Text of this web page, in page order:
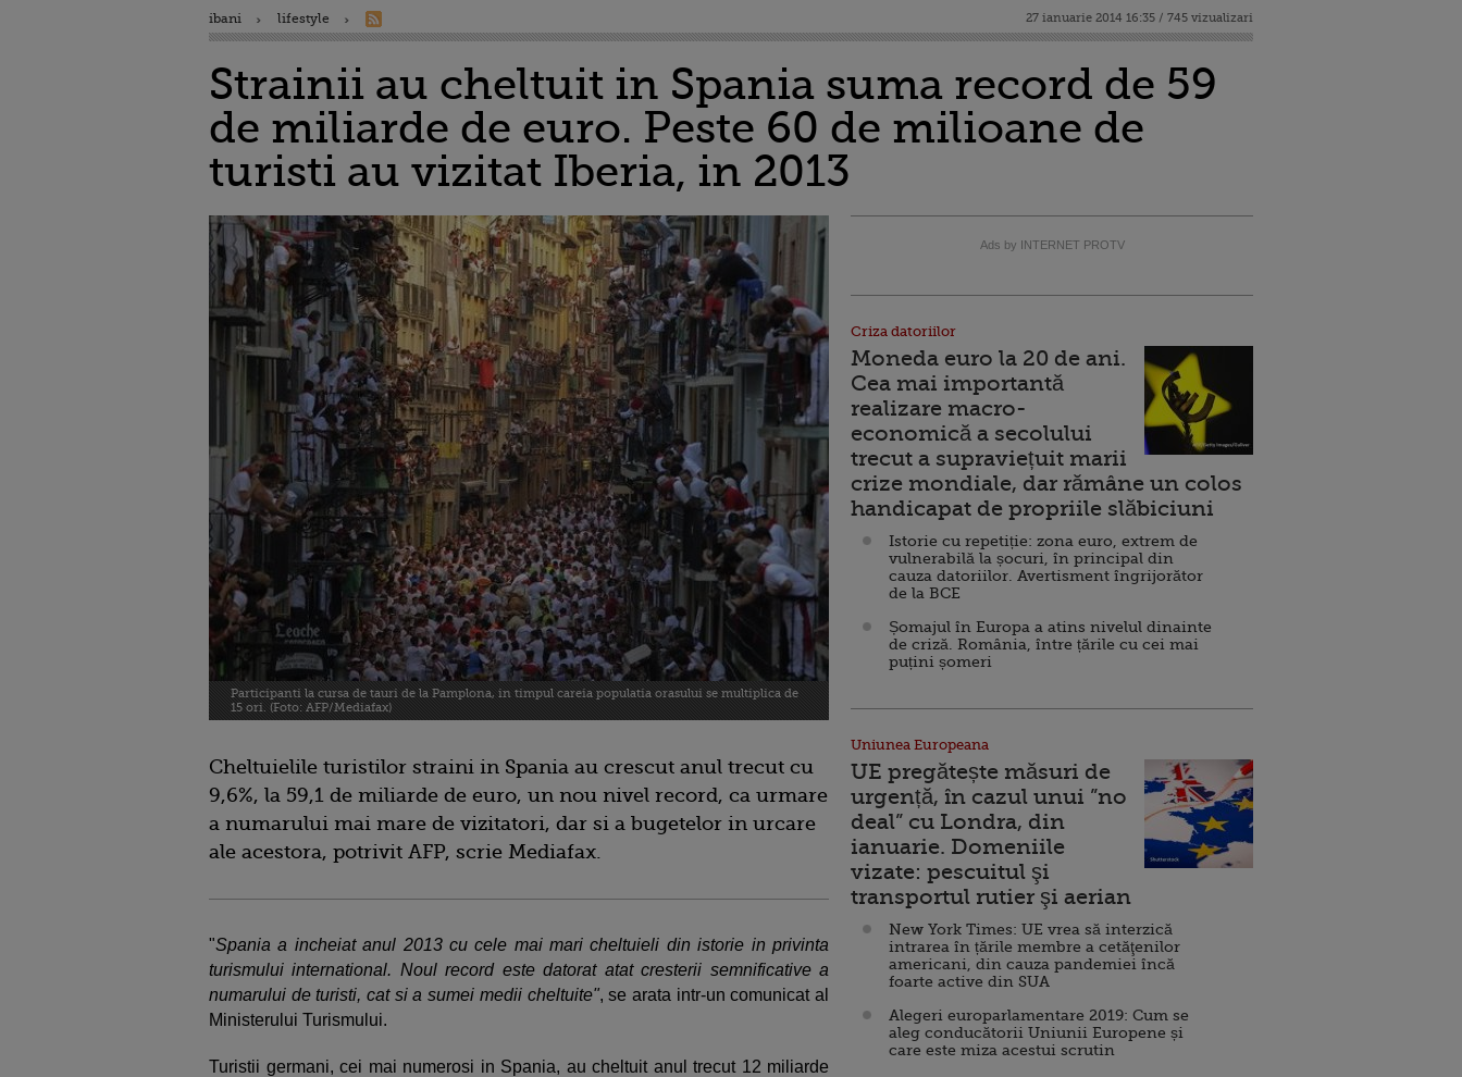
ibani lifestyle 27 ianuarie 2014 16:35 / 745 vizualizari
Strainii au cheltuit in Spania suma record de 59
de miliarde de euro. Peste 60 de milioane de
turisti au vizitat Iberia, in 2013
Participanti la cursa de tauri de la Pamplona, in timpul careia populatia orasului se multiplica de
15 ori. (Foto: AFP/Mediafax)
Cheltuielile turistilor straini in Spania au crescut anul trecut cu
9,6%, la 59,1 de miliarde de euro, un nou nivel record, ca urmare
a numarului mai mare de vizitatori, dar si a bugetelor in urcare
ale acestora, potrivit AFP, scrie Mediafax.
"Spania a incheiat anul 2013 cu cele mai mari cheltuieli din istorie in privinta
turismului international. Noul record este datorat atat cresterii semnificative a
numarului de turisti, cat si a sumei medii cheltuite", se arata intr-un comunicat al
Ministerului Turismului.
Turistii germani, cei mai numerosi in Spania, au cheltuit anul trecut 12 miliarde
Ads by INTERNET PROTV
Criza datoriilor
Moneda euro la 20 de ani.
Cea mai importantă
realizare macro-
economică a secolului
trecut a supraviețuit marii
crize mondiale, dar rămâne un colos
handicapat de propriile slăbiciuni
Istorie cu repetiție: zona euro, extrem de
vulnerabilă la șocuri, în principal din
cauza datoriilor. Avertisment îngrijorător
de la BCE
Șomajul în Europa a atins nivelul dinainte
de criză. România, între țările cu cei mai
puțini șomeri
Uniunea Europeana
UE pregătește măsuri de
urgență, în cazul unui ”no
deal” cu Londra, din
ianuarie. Domeniile
vizate: pescuitul şi
transportul rutier şi aerian
New York Times: UE vrea să interzică
intrarea în țările membre a cetăţenilor
americani, din cauza pandemiei încă
foarte active din SUA
Alegeri europarlamentare 2019: Cum se
aleg conducătorii Uniunii Europene și
care este miza acestui scrutin